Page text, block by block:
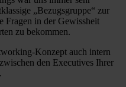
„Bezugsgruppe“ zur
Fragen in der Gewissheit
zu bekommen.
Konzept auch intern
den Executives Ihrer